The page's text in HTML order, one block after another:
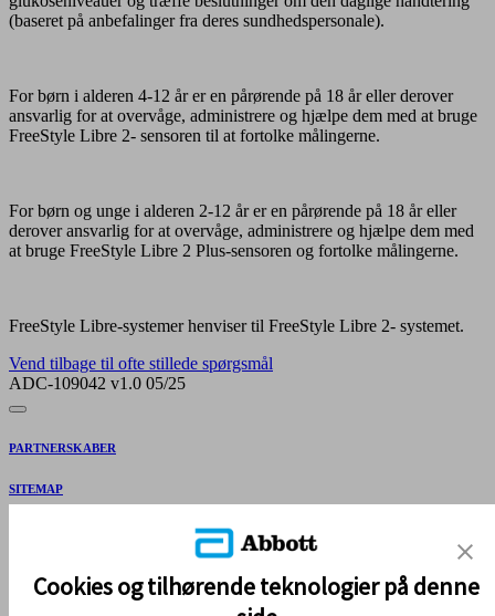
(baseret på anbefalinger fra deres sundhedspersonale).
For børn i alderen 4-12 år er en pårørende på 18 år eller derover
ansvarlig for at overvåge, administrere og hjælpe dem med at bruge
FreeStyle Libre 2- sensoren til at fortolke målingerne.
For børn og unge i alderen 2-12 år er en pårørende på 18 år eller
derover ansvarlig for at overvåge, administrere og hjælpe dem med
at bruge FreeStyle Libre 2 Plus-sensoren og fortolke målingerne.
FreeStyle Libre-systemer henviser til FreeStyle Libre 2- systemet.
Vend tilbage til ofte stillede spørgsmål
ADC-109042 v1.0 05/25
PARTNERSKABER
SITEMAP
REFERENCER & ANSVARSFRASKRIVELSE
Cookies og tilhørende teknologier på denne